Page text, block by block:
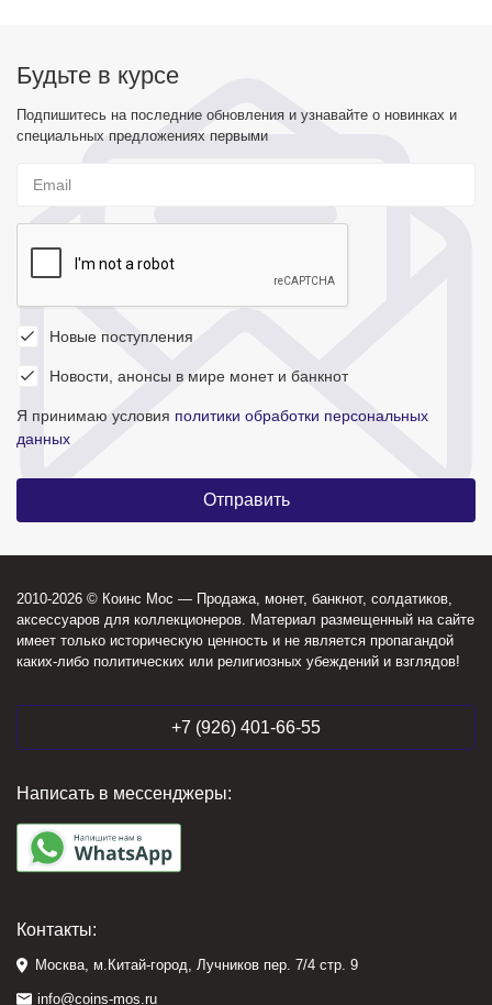
Будьте в курсе
Подпишитесь на последние обновления и узнавайте о новинках и
специальных предложениях первыми
Новые поступления
Новости, анонсы в мире монет и банкнот
Я принимаю условия политики обработки персональных
данных
2010-2026 © Коинс Мос — Продажа, монет, банкнот, солдатиков,
аксессуаров для коллекционеров. Материал размещенный на сайте
имеет только историческую ценность и не является пропагандой
каких-либо политических или религиозных убеждений и взглядов!
+7 (926) 401-66-55
Написать в мессенджеры:
Контакты:
Москва, м.Китай-город, Лучников пер. 7/4 стр. 9
info@coins-mos.ru